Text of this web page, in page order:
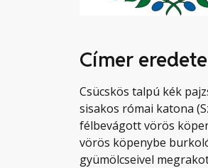
Címer
Csücskös talpú kék
sisakos római katona
félbevágott vörös
vörös köpenybe
gyümölcseivel